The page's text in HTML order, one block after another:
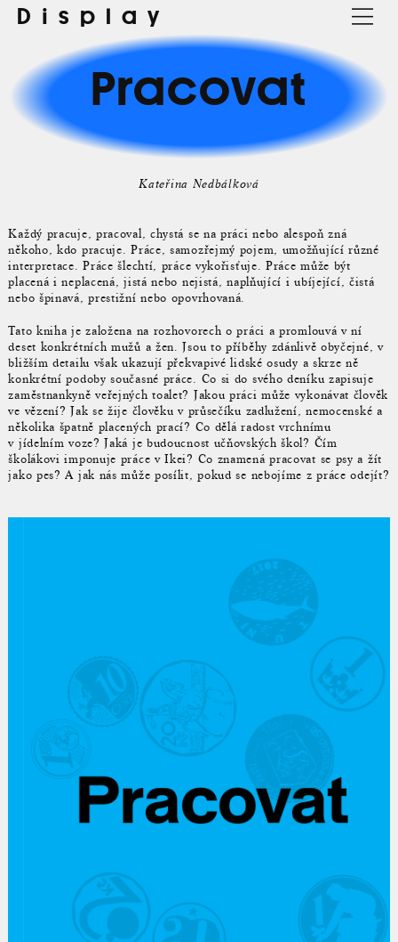
Display
Pracovat
Kateřina Nedbálková
Každý pracuje, pracoval, chystá se na práci nebo alespoň zná
někoho, kdo pracuje. Práce, samozřejmý pojem, umožňující různé
interpretace. Práce šlechtí, práce vykořisťuje. Práce může být
placená i neplacená, jistá nebo nejistá, naplňující i ubíjející, čistá
nebo špinavá, prestižní nebo opovrhovaná.
Tato kniha je založena na rozhovorech o práci a promlouvá v ní
deset konkrétních mužů a žen. Jsou to příběhy zdánlivě obyčejné, v
bližším detailu však ukazují překvapivé lidské osudy a skrze ně
konkrétní podoby současné práce. Co si do svého deníku zapisuje
zaměstnankyně veřejných toalet? Jakou práci může vykonávat člověk
ve vězení? Jak se žije člověku v průsečíku zadlužení, nemocenské a
několika špatně placených prací? Co dělá radost vrchnímu
v jídelním voze? Jaká je budoucnost učňovských škol? Čím
školákovi imponuje práce v Ikei? Co znamená pracovat se psy a žít
jako pes? A jak nás může posílit, pokud se nebojíme z práce odejít?